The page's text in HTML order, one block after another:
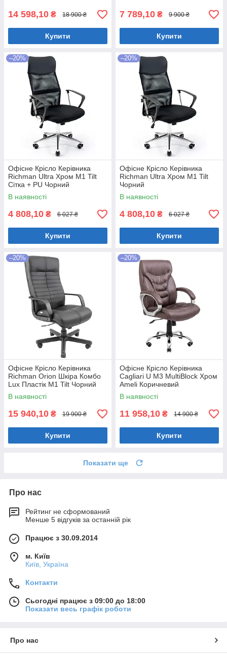
14 598,10 ₴ 18 900 ₴
Купити
7 789,10 ₴ 9 900 ₴
Купити
–20%
Офісне Крісло Керівника
Richman Ultra Хром М1 Tilt
Сітка + PU Чорний
В наявності
4 808,10 ₴ 6 027 ₴
Купити
–20%
Офісне Крісло Керівника
Richman Ultra Хром М1 Tilt
Чорний
В наявності
4 808,10 ₴ 6 027 ₴
Купити
–20%
Офісне Крісло Керівника
Richman Orion Шкіра Комбо
Lux Пластік М1 Tilt Чорний
В наявності
15 940,10 ₴ 19 900 ₴
Купити
–20%
Офісне Крісло Керівника
Cagliari U М3 MultiBlock Хром
Ameli Коричневий
В наявності
11 958,10 ₴ 14 900 ₴
Купити
Показати ще
Про нас
Рейтинг не сформований
Менше 5 відгуків за останній рік
Працює з 30.09.2014
м. Київ
Київ, Україна
Контакти
Сьогодні працює з 09:00 до 18:00
Показати весь графік роботи
Про нас